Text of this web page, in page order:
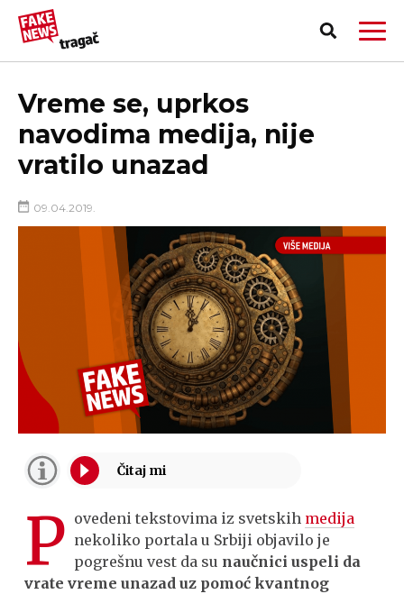
PRIJAVI LAŽNU VEST!
Vreme se, uprkos
navodima medija, nije
vratilo unazad
09.04.2019.
P ovedeni tekstovima iz svetskih medija
nekoliko portala u Srbiji objavilo je
pogrešnu vest da su naučnici uspeli da
vrate vreme unazad uz pomoć kvantnog